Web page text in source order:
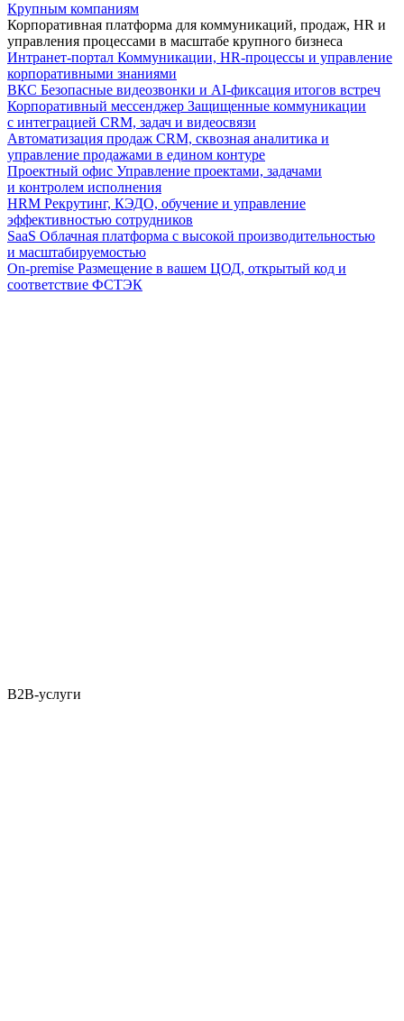
Крупным компаниям
Корпоративная платформа для коммуникаций, продаж, HR и
управления процессами в масштабе крупного бизнеса
Интранет-портал Коммуникации, HR-процессы и управление
корпоративными знаниями
ВКС Безопасные видеозвонки и AI-фиксация итогов встреч
Корпоративный мессенджер Защищенные коммуникации
с интеграцией CRM, задач и видеосвязи
Автоматизация продаж CRM, сквозная аналитика и
управление продажами в едином контуре
Проектный офис Управление проектами, задачами
и контролем исполнения
HRM Рекрутинг, КЭДО, обучение и управление
эффективностью сотрудников
SaaS Облачная платформа с высокой производительностью
и масштабируемостью
On-premise Размещение в вашем ЦОД, открытый код и
соответствие ФСТЭК
B2B-услуги